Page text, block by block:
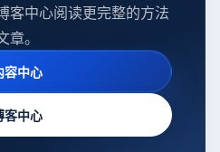
客中心阅读更完整的方法
章。
容中心
客中心